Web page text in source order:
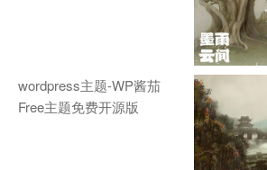
wordpress主题-WP酱茄
Free主题免费开源版